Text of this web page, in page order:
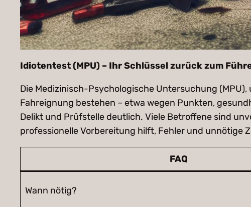
Idiotentest (MPU) – Ihr Schlüssel zurück zum
Die Medizinisch-Psychologische Untersuchung
Fahreignung bestehen – etwa wegen Punkten,
Delikt und Prüfstelle deutlich. Viele Betroffene sind
professionelle Vorbereitung hilft, Fehler und unnötige
FAQ
Wann nötig?